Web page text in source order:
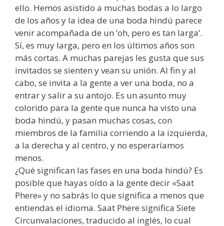
ello. Hemos asistido a muchas bodas a lo largo
de los años y la idea de una boda hindú parece
venir acompañada de un ‘oh, pero es tan larga’.
Sí, es muy larga, pero en los últimos años son
más cortas. A muchas parejas les gusta que sus
invitados se sienten y vean su unión. Al fin y al
cabo, se invita a la gente a ver una boda, no a
entrar y salir a su antojo. Es un asunto muy
colorido para la gente que nunca ha visto una
boda hindú, y pasan muchas cosas, con
miembros de la familia corriendo a la izquierda,
a la derecha y al centro, y no esperaríamos
menos.
¿Qué significan las fases en una boda hindú? Es
posible que hayas oído a la gente decir «Saat
Phere» y no sabrás lo que significa a menos que
entiendas el idioma. Saat Phere significa Siete
Circunvalaciones, traducido al inglés, lo cual